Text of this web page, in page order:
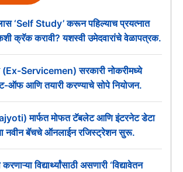
‘Self Study’ करून पहिल्याच प्रयत्नात
क्रॅक करावी? यशस्वी उमेदवारांचे वेळापत्रक.
(Ex-Servicemen) सरकारी नोकरीमध्ये
ऑफ आणि तयारी करण्याचे सोपे नियोजन.
मार्फत मोफत टॅबलेट आणि इंटरनेट डेटा
नवीन बॅचचे ऑनलाईन रजिस्ट्रेशन सुरू.
विद्यार्थ्यांसाठी असणारी ‘विद्यावेतन